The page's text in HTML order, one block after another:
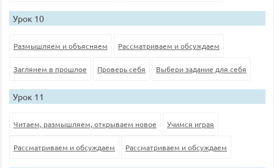
Урок 10
Размышляем и объясняем Рассматриваем и обсуждаем
Заглянем в прошлое Проверь себя Выбери задание для себя
Урок 11
Читаем, размышляем, открываем новое Учимся играя
Рассматриваем и обсуждаем Рассматриваем и обсуждаем